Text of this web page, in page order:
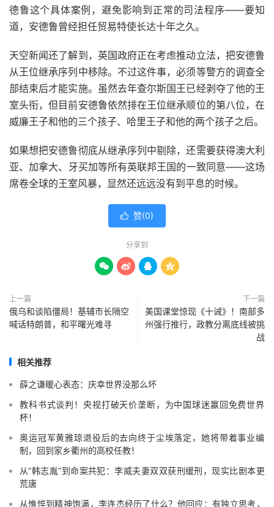
德鲁这个具体案例，避免影响到正常的司法程序——要知
道，安德鲁曾经担任贸易特使长达十年之久。
天空新闻还了解到，英国政府正在考虑推动立法，把安德鲁
从王位继承序列中移除。不过这件事，必须等警方的调查全
部结束后才能实施。虽然去年查尔斯国王已经剥夺了他的王
室头衔，但目前安德鲁依然排在王位继承顺位的第八位，在
威廉王子和他的三个孩子、哈里王子和他的两个孩子之后。
如果想把安德鲁彻底从继承序列中剔除，还需要获得澳大利
亚、加拿大、牙买加等所有英联邦王国的一致同意——这场
席卷全球的王室风暴，显然还远远没有到平息的时候。
 赞(0)
分享到
   
上一篇
俄乌和谈陷僵局！基辅市长隔空
喊话特朗普，和平曙光难寻
下一篇
美国课堂惊现《十诫》！南部多
州强行推行，政教分离底线被挑
战
相关推荐
薛之谦暖心表态：庆幸世界没那么坏
教科书式谈判！央视打破天价垄断，为中国球迷赢回免费世界
杯！
奥运冠军黄雅琼退役后的去向终于尘埃落定，她将带着事业编
制，回到家乡衢州的高校任教！
从“韩志胤”到命案共犯：李威夫妻双双获刑缓刑，现实比剧本更
荒唐
从憔悴到精神饱满，李连杰经历了什么？他回应：有独立思考，